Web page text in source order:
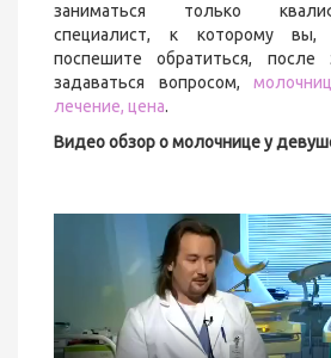
заниматься только
специалист, к которому вы,
поспешите обратиться, после
задаваться вопросом,
лечение, цена.
Видео обзор о молочнице у